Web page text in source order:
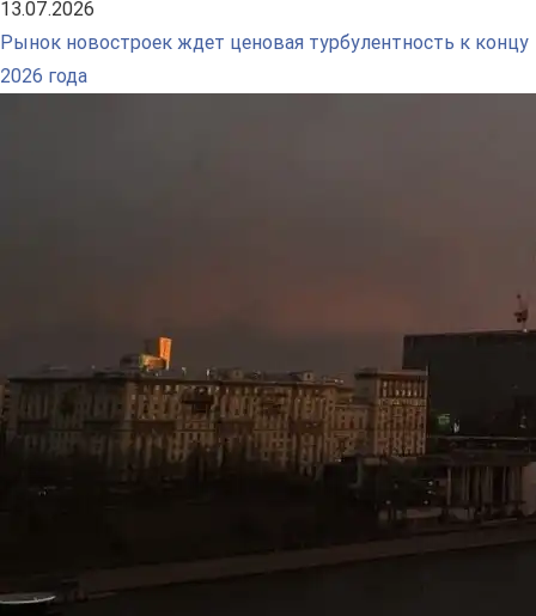
13.07.2026
Рынок новостроек ждет ценовая турбулентность к концу
2026 года